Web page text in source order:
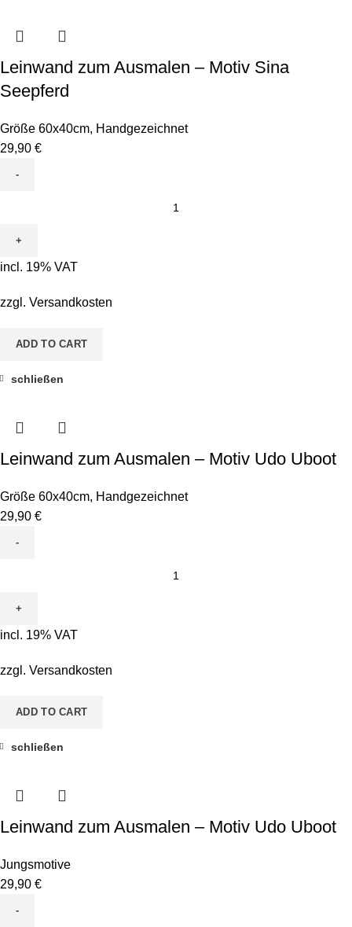
Leinwand zum Ausmalen – Motiv Sina
Seepferd
Größe 60x40cm, Handgezeichnet
29,90 €
Ausmalen
-
Sina
quantity
incl. 19% VAT
zzgl. Versandkosten
ADD TO CART
schließen
Leinwand zum Ausmalen – Motiv Udo Uboot
Größe 60x40cm, Handgezeichnet
29,90 €
Ausmalen
-
Udo
quantity
incl. 19% VAT
zzgl. Versandkosten
ADD TO CART
schließen
Leinwand zum Ausmalen – Motiv Udo Uboot
Jungsmotive
29,90 €